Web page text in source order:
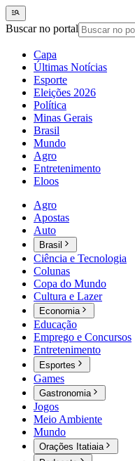
Buscar no portal
Capa
Últimas Notícias
Esporte
Eleições 2026
Política
Minas Gerais
Brasil
Mundo
Agro
Entretenimento
Eloos
Agro
Apostas
Auto
Brasil
Ciência e Tecnologia
Colunas
Copa do Mundo
Cultura e Lazer
Economia
Educação
Emprego e Concursos
Entretenimento
Esportes
Games
Gastronomia
Jogos
Meio Ambiente
Mundo
Orações Itatiaia